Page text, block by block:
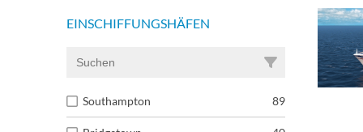
EINSCHIFFUNGSHÄFEN
Southampton 89